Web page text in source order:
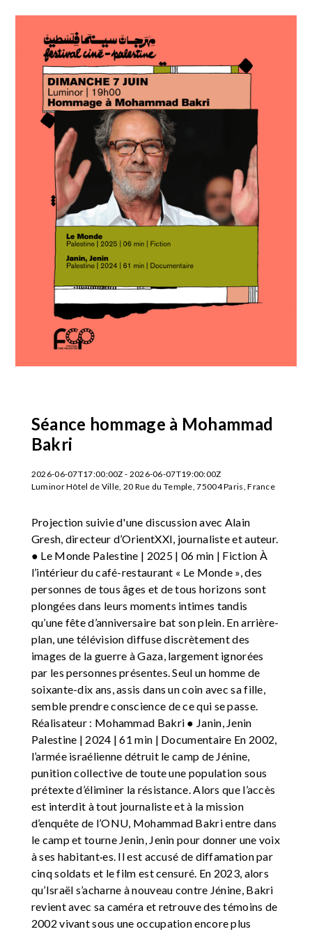
Séance hommage à Mohammad
Bakri
2026-06-07T17:00:00Z - 2026-06-07T19:00:00Z
Luminor Hôtel de Ville, 20 Rue du Temple, 75004 Paris, France
Projection suivie d'une discussion avec Alain
Gresh, directeur d’OrientXXI, journaliste et auteur.
● Le Monde Palestine | 2025 | 06 min | Fiction À
l’intérieur du café-restaurant « Le Monde », des
personnes de tous âges et de tous horizons sont
plongées dans leurs moments intimes tandis
qu’une fête d’anniversaire bat son plein. En arrière-
plan, une télévision diffuse discrètement des
images de la guerre à Gaza, largement ignorées
par les personnes présentes. Seul un homme de
soixante-dix ans, assis dans un coin avec sa fille,
semble prendre conscience de ce qui se passe.
Réalisateur : Mohammad Bakri ● Janin, Jenin
Palestine | 2024 | 61 min | Documentaire En 2002,
l’armée israélienne détruit le camp de Jénine,
punition collective de toute une population sous
prétexte d’éliminer la résistance. Alors que l’accès
est interdit à tout journaliste et à la mission
d’enquête de l’ONU, Mohammad Bakri entre dans
le camp et tourne Jenin, Jenin pour donner une voix
à ses habitant·es. Il est accusé de diffamation par
cinq soldats et le film est censuré. En 2023, alors
qu’Israël s’acharne à nouveau contre Jénine, Bakri
revient avec sa caméra et retrouve des témoins de
2002 vivant sous une occupation encore plus